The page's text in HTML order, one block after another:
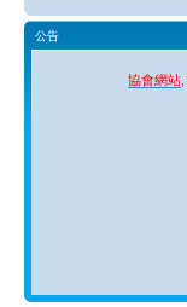
公告
協會網站